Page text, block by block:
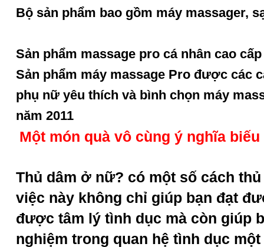
Bộ sản phẩm bao gồm máy massager,
Sản phẩm massage pro cá nhân cao
Sản phẩm máy massage Pro được các
phụ nữ yêu thích và bình chọn máy
năm 2011
Một món quà vô cùng ý nghĩa
Thủ dâm ở nữ? có một số cách
việc này không chỉ giúp bạn đạt
được tâm lý tình dục mà còn giúp
nghiệm trong quan hệ tình dục